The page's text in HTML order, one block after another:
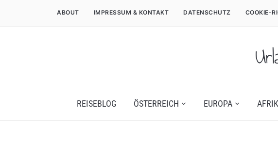
ABOUT IMPRESSUM & KONTAKT DATENSCHUTZ COOKIE-
REISEBLOG ÖSTERREICH EUROPA